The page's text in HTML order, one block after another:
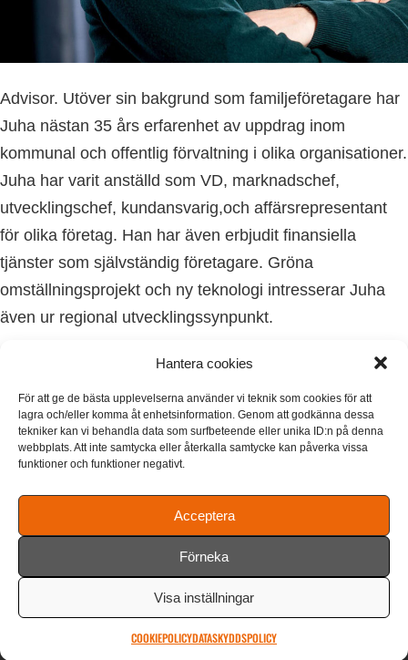
Hantera cookies
För att ge de bästa upplevelserna använder vi teknik som cookies för att
lagra och/eller komma åt enhetsinformation. Genom att godkänna dessa
tekniker kan vi behandla data som surfbeteende eller unika ID:n på denna
webbplats. Att inte samtycka eller återkalla samtycke kan påverka vissa
funktioner och funktioner negativt.
Acceptera
Förneka
Visa inställningar
COOKIEPOLICYDATASKYDDSPOLICY
Advisor. Utöver sin bakgrund som familjeföretagare har
Juha nästan 35 års erfarenhet av uppdrag inom
kommunal och offentlig förvaltning i olika organisationer.
Juha har varit anställd som VD, marknadschef,
utvecklingschef, kundansvarig,och affärsrepresentant
för olika företag. Han har även erbjudit finansiella
tjänster som självständig företagare. Gröna
omställningsprojekt och ny teknologi intresserar Juha
även ur regional utvecklingssynpunkt.
Solaris Group Oy
info@solarisenergy.fi